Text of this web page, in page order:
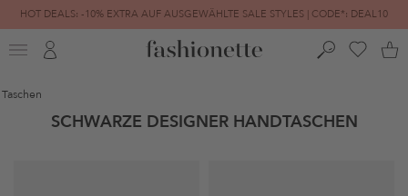
HOT DEALS: -10% EXTRA AUF AUSGEWÄHLTE SALE STYLES | CODE*: DEAL10
FINAL SALE | BIS ZU -80% REDUZIERT
Taschen
SCHWARZE DESIGNER HANDTASCHEN